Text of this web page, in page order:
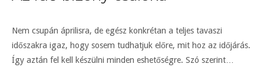
Nem csupán áprilisra, de egész konkrétan a teljes tavaszi
időszakra igaz, hogy sosem tudhatjuk előre, mit hoz az időjárás.
Így aztán fel kell készülni minden eshetőségre. Szó szerint…